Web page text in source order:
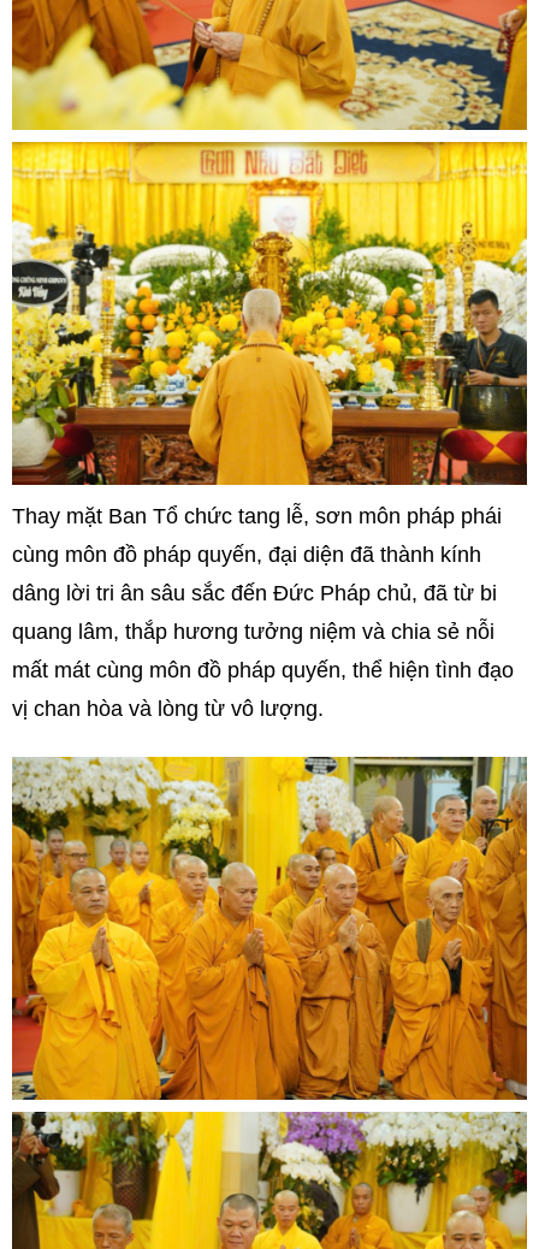
Thay mặt Ban Tổ chức tang lễ, sơn môn pháp phái
cùng môn đồ pháp quyến, đại diện đã thành kính
dâng lời tri ân sâu sắc đến Đức Pháp chủ, đã từ bi
quang lâm, thắp hương tưởng niệm và chia sẻ nỗi
mất mát cùng môn đồ pháp quyến, thể hiện tình đạo
vị chan hòa và lòng từ vô lượng.